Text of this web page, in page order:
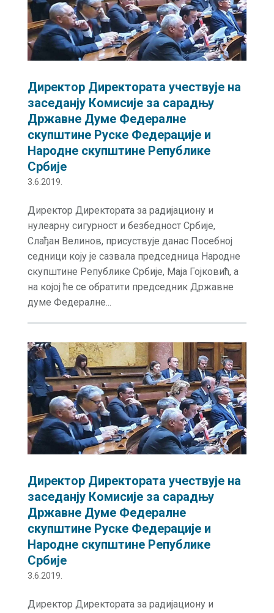
Директор Директората учествује на
заседанју Комисије за сарадњу
Државне Думе Федералне
скупштине Руске Федерације и
Народне скупштине Републике
Србије
3.6.2019.
Директор Директората за радијациону и
нулеарну сигурност и безбедност Србије,
Слађан Велинов, присуствује данас Посебнoj
седници коју је сазвала председница Народне
скупштине Републике Србије, Маја Гојковић, а
на којој ће се обратити председник Државне
думе Федералне...
Директор Директората учествује на
заседанју Комисије за сарадњу
Државне Думе Федералне
скупштине Руске Федерације и
Народне скупштине Републике
Србије
3.6.2019.
Директор Директората за радијациону и